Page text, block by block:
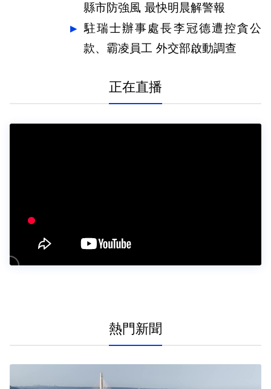
縣市防強風 最快明晨解警報
駐瑞士辦事處長李冠德遭控貪公
款、霸凌員工 外交部啟動調查
正在直播
熱門新聞